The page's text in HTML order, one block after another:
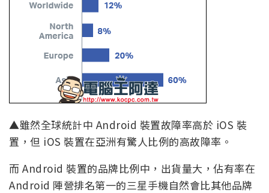
▲雖然全球統計中 Android 裝置故障率高於 iOS 裝
置，但 iOS 裝置在亞洲有驚人比例的高故障率。
而 Android 裝置的品牌比例中，出貨量大，佔有率在
Android 陣營排名第一的三星手機自然會比其他品牌